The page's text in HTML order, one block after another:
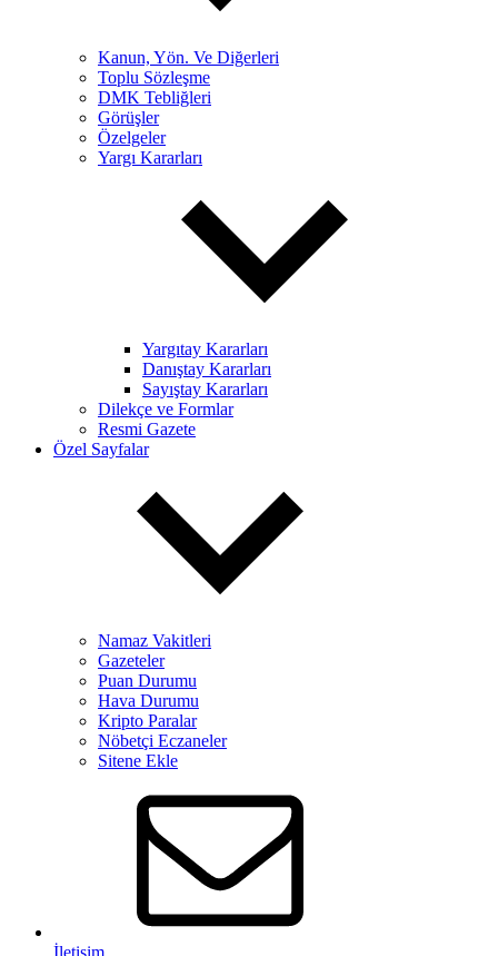
Kanun, Yön. Ve Diğerleri
Toplu Sözleşme
DMK Tebliğleri
Görüşler
Özelgeler
Yargı Kararları
Yargıtay Kararları
Danıştay Kararları
Sayıştay Kararları
Dilekçe ve Formlar
Resmi Gazete
Özel Sayfalar
Namaz Vakitleri
Gazeteler
Puan Durumu
Hava Durumu
Kripto Paralar
Nöbetçi Eczaneler
Sitene Ekle
İletişim